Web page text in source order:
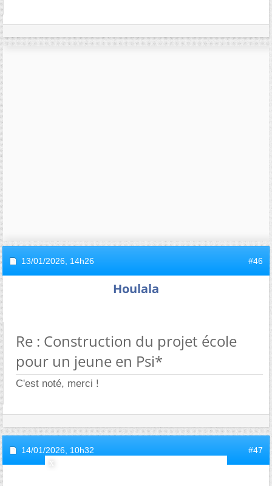
13/01/2026, 14h26 #46
Houlala
Re : Construction du projet école
pour un jeune en Psi*
C'est noté, merci !
14/01/2026, 10h32 #47